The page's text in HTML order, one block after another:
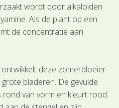
wordt door alkaloïden
Als de plant op een
de concentratie aan
deze zomerbloeier
bladeren. De gevulde
rond van vorm en kleurt rood.